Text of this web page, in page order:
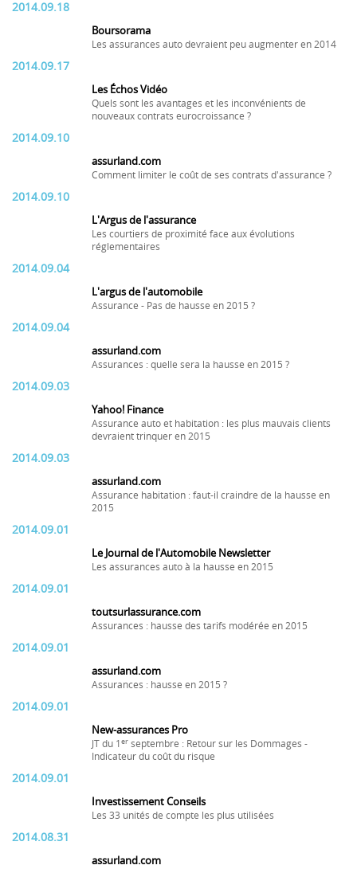
2014.09.18
Boursorama
Les assurances auto devraient peu augmenter en 2014
2014.09.17
Les Échos Vidéo
Quels sont les avantages et les inconvénients de
nouveaux contrats eurocroissance ?
2014.09.10
assurland.com
Comment limiter le coût de ses contrats d'assurance ?
2014.09.10
L'Argus de l'assurance
Les courtiers de proximité face aux évolutions
réglementaires
2014.09.04
L'argus de l'automobile
Assurance - Pas de hausse en 2015 ?
2014.09.04
assurland.com
Assurances : quelle sera la hausse en 2015 ?
2014.09.03
Yahoo! Finance
Assurance auto et habitation : les plus mauvais clients
devraient trinquer en 2015
2014.09.03
assurland.com
Assurance habitation : faut-il craindre de la hausse en
2015
2014.09.01
Le Journal de l'Automobile Newsletter
Les assurances auto à la hausse en 2015
2014.09.01
toutsurlassurance.com
Assurances : hausse des tarifs modérée en 2015
2014.09.01
assurland.com
Assurances : hausse en 2015 ?
2014.09.01
New-assurances Pro
JT du 1 er septembre : Retour sur les Dommages -
Indicateur du coût du risque
2014.09.01
Investissement Conseils
Les 33 unités de compte les plus utilisées
2014.08.31
assurland.com